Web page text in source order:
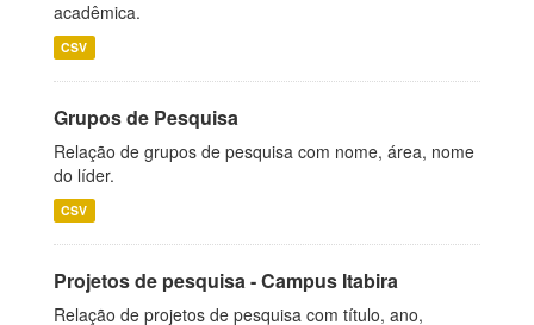
acadêmica.
CSV
Grupos de Pesquisa
Relação de grupos de pesquisa com nome, área, nome
do líder.
CSV
Projetos de pesquisa - Campus Itabira
Relação de projetos de pesquisa com título, ano,